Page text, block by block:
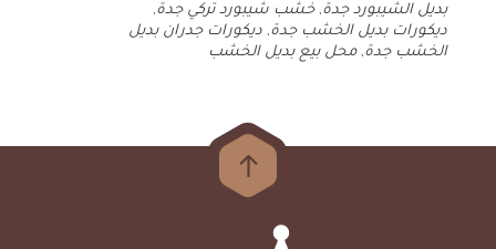
بديل الشيبورد جدة,خشب شيبورد تركي جدة,
ديكورات بديل الخشب جدة, ديكورات جدران بديل
الخشب جدة,محل بيع بديل الخشب